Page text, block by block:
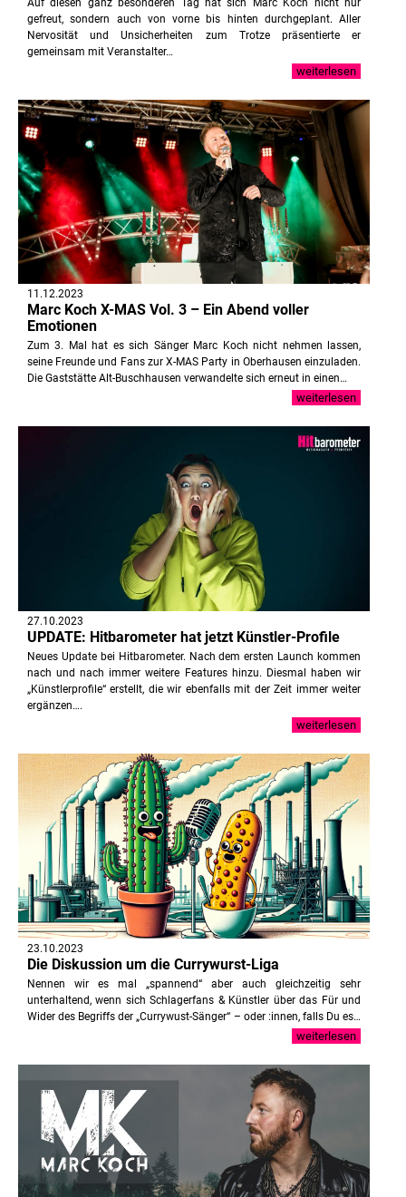
gefreut, sondern auch von vorne bis hinten durchgeplant. Aller
Nervosität und Unsicherheiten zum Trotze präsentierte er
gemeinsam mit Veranstalter…
weiterlesen
11.12.2023
Marc Koch X-MAS Vol. 3 – Ein Abend voller
Emotionen
Zum 3. Mal hat es sich Sänger Marc Koch nicht nehmen lassen,
seine Freunde und Fans zur X-MAS Party in Oberhausen einzuladen.
Die Gaststätte Alt-Buschhausen verwandelte sich erneut in einen…
weiterlesen
27.10.2023
UPDATE: Hitbarometer hat jetzt Künstler-Profile
Neues Update bei Hitbarometer. Nach dem ersten Launch kommen
nach und nach immer weitere Features hinzu. Diesmal haben wir
„Künstlerprofile“ erstellt, die wir ebenfalls mit der Zeit immer weiter
ergänzen….
weiterlesen
23.10.2023
Die Diskussion um die Currywurst-Liga
Nennen wir es mal „spannend“ aber auch gleichzeitig sehr
unterhaltend, wenn sich Schlagerfans & Künstler über das Für und
Wider des Begriffs der „Currywust-Sänger“ – oder :innen, falls Du es…
weiterlesen